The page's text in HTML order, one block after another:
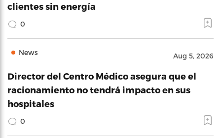
clientes sin energía
0
News Aug 5, 2026
Director del Centro Médico asegura que el
racionamiento no tendrá impacto en sus
hospitales
0